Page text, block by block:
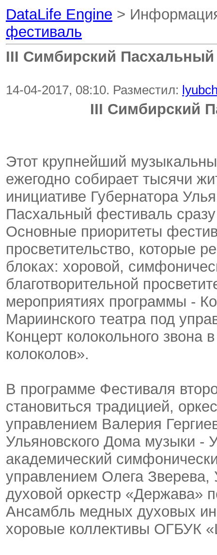
DataLife Engine >
фестиваль
III Симбирский
14-04-2017, 08:10. Разместил:
III Симбирский
Этот крупнейший
ежегодно собирает тысячи
инициативе Губернатора
Пасхальный фестиваль
Основные приоритеты
просветительство, которые
блоках: хоровой,
благотворительной
мероприятиях программы -
Мариинского театра под
Концерт колокольного звона
колоколов».
В программе Фестиваля
становиться традицией,
управлением Валерия
Ульяновского Дома музыки -
академический
управлением Олега Зверева,
духовой оркестр «Держава»
Ансамбль медных духовых
хоровые коллективы ОГБУК